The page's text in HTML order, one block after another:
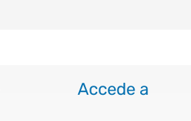
Accede a